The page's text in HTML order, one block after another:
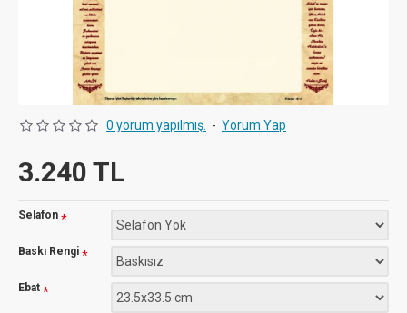
0 yorum yapılmış. - Yorum Yap
3.240 TL
Selafon
Baskı Rengi
Ebat